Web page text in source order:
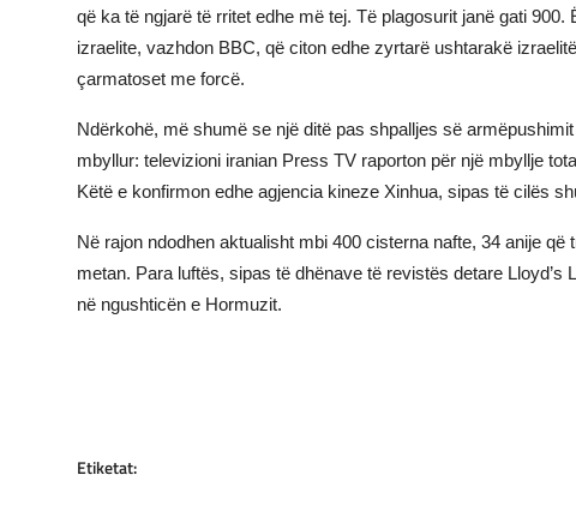
që ka të ngjarë të rritet edhe më tej. Të plagosurit janë gati
izraelite, vazhdon BBC, që citon edhe zyrtarë ushtarakë
çarmatoset me forcë.
Ndërkohë, më shumë se një ditë pas shpalljes së
mbyllur: televizioni iranian Press TV raporton për një mbyllje
Këtë e konfirmon edhe agjencia kineze Xinhua, sipas të cilës
Në rajon ndodhen aktualisht mbi 400 cisterna nafte, 34 anije
metan. Para luftës, sipas të dhënave të revistës detare
në ngushticën e Hormuzit.
Etiketat: